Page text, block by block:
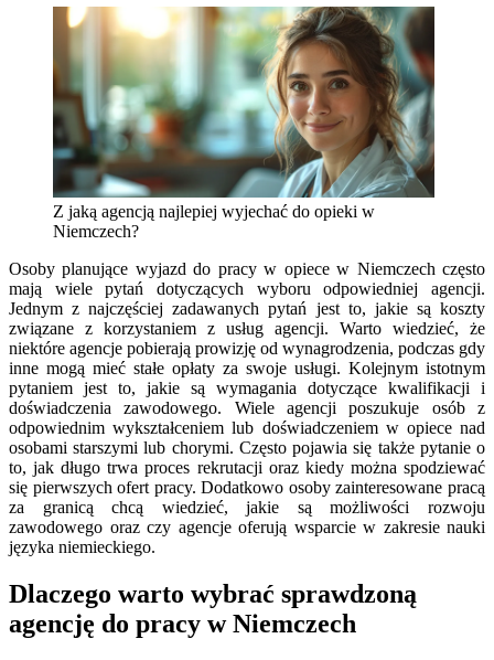
Z jaką agencją najlepiej wyjechać do opieki w
Niemczech?
Osoby planujące wyjazd do pracy w opiece w Niemczech często
mają wiele pytań dotyczących wyboru odpowiedniej agencji.
Jednym z najczęściej zadawanych pytań jest to, jakie są koszty
związane z korzystaniem z usług agencji. Warto wiedzieć, że
niektóre agencje pobierają prowizję od wynagrodzenia, podczas gdy
inne mogą mieć stałe opłaty za swoje usługi. Kolejnym istotnym
pytaniem jest to, jakie są wymagania dotyczące kwalifikacji i
doświadczenia zawodowego. Wiele agencji poszukuje osób z
odpowiednim wykształceniem lub doświadczeniem w opiece nad
osobami starszymi lub chorymi. Często pojawia się także pytanie o
to, jak długo trwa proces rekrutacji oraz kiedy można spodziewać
się pierwszych ofert pracy. Dodatkowo osoby zainteresowane pracą
za granicą chcą wiedzieć, jakie są możliwości rozwoju
zawodowego oraz czy agencje oferują wsparcie w zakresie nauki
języka niemieckiego.
Dlaczego warto wybrać sprawdzoną
agencję do pracy w Niemczech